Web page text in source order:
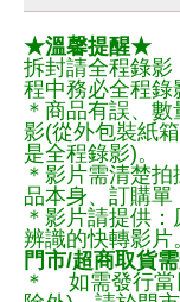
★溫馨提醒★
拆封請全程錄影
程中務必全程錄
＊商品有誤、
影(從外包裝紙
是全程錄影)。
＊影片需清楚
品本身、訂購單
＊影片請提供
辨識的快轉影片
門市/超商取貨需
＊ 如需發行當